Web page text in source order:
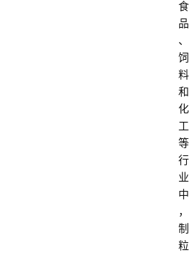
食
品
、
饲
料
和
化
工
等
行
业
中
，
制
粒